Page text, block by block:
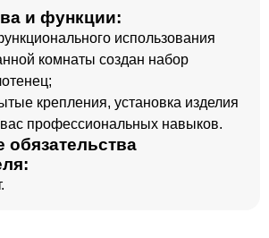
и функции:
использования
комнаты создан набор
крепления, установка изделия
вас профессиональных навыков.
обязательства